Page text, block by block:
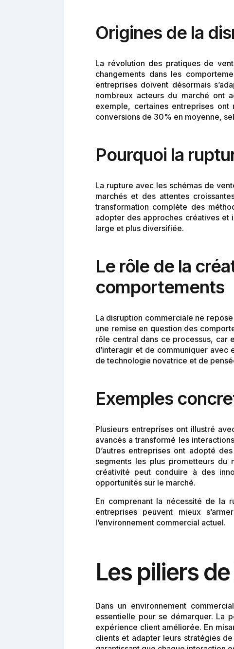
Origines de la
La révolution des pratiques de
changements dans les
entreprises doivent désormais
nombreux acteurs du marché ont
exemple, certaines entreprises ont
conversions de 30% en moyenne,
Pourquoi la
La rupture avec les schémas de
marchés et des attentes
transformation complète des
adopter des approches créatives et
large et plus diversifiée.
Le rôle de la
comportements
La disruption commerciale ne
une remise en question des
rôle central dans ce processus, car
d’interagir et de communiquer avec
de technologie novatrice et de
Exemples
Plusieurs entreprises ont illustré
avancés a transformé les
D’autres entreprises ont adopté
segments les plus prometteurs du
créativité peut conduire à des
opportunités sur le marché.
En comprenant la nécessité de la
entreprises peuvent mieux
l’environnement commercial actuel.
Les piliers
Dans un environnement
essentielle pour se démarquer. La
expérience client améliorée. En
clients et adapter leurs stratégies